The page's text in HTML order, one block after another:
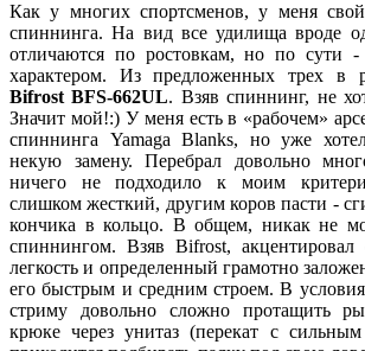
Как у многих спортсменов, у меня
спиннинга. На вид всеудилища вроде
отличаются по ростовкам, но по сути
характером. Из предложенных трех в
Bifrost BFS-662UL. Взяв спиннинг, не
Значит мой!:)У меня есть в «рабочем»
спиннинга Yamaga Blanks, но уже
некую замену. Перебрал довольно
ничего не подходило к моим
слишком жесткий, другим коров пасти -
кончика в кольцо. В общем, никак не
спиннингом. Взяв Bifrost,
легкость и определенный грамотно
его быстрым и средним строем. В
стриму довольно сложно протащить
крюке через унитаз (перекат с